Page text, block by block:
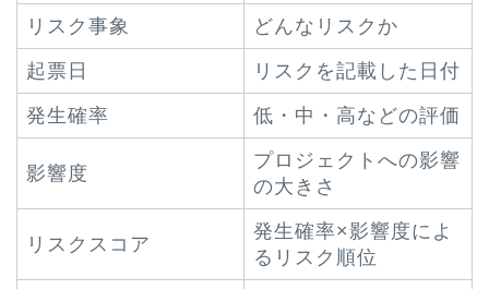
リスク事象 どんなリスクか
起票日 リスクを記載した日付
発生確率 低・中・高などの評価
影響度
プロジェクトへの影響
の大きさ
リスクスコア
発生確率×影響度によ
るリスク順位